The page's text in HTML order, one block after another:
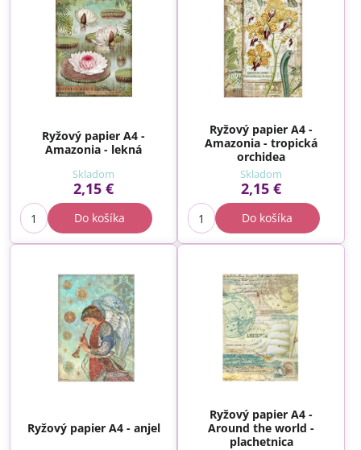
Ryžový papier A4 -
Amazonia - lekná
Skladom
2,15 €
Do košíka
Ryžový papier A4 -
Amazonia - tropická
orchidea
Skladom
2,15 €
Do košíka
Ryžový papier A4 - anjel
Ryžový papier A4 -
Around the world -
plachetnica